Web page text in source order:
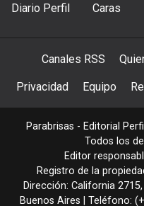
Diario Perfil Caras
Canales RSS
Privacidad Equipo
Parabrisas - Editorial
Todos los
Editor
Registro de la
Dirección: California 2715,
Buenos Aires | Teléfono: